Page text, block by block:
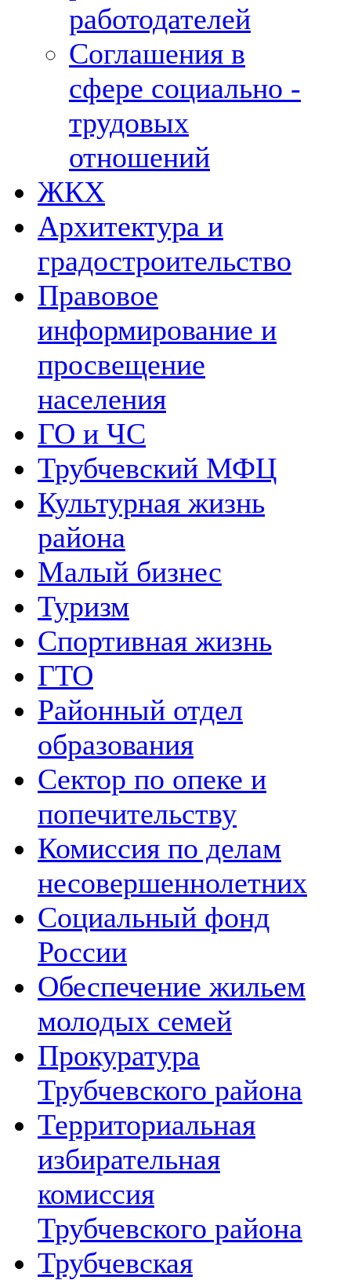
работодателей
Соглашения в
сфере социально -
трудовых
отношений
ЖКХ
Архитектура и
градостроительство
Правовое
информирование и
просвещение
населения
ГО и ЧС
Трубчевский МФЦ
Культурная жизнь
района
Малый бизнес
Туризм
Спортивная жизнь
ГТО
Районный отдел
образования
Сектор по опеке и
попечительству
Комиссия по делам
несовершеннолетних
Социальный фонд
России
Обеспечение жильем
молодых семей
Прокуратура
Трубчевского района
Территориальная
избирательная
комиссия
Трубчевского района
Трубчевская